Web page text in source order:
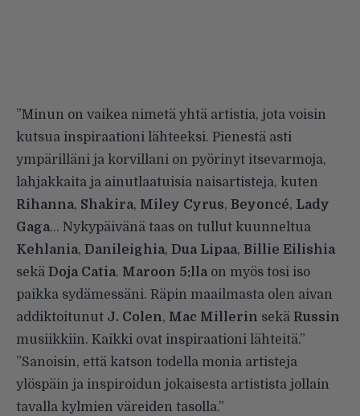
”Minun on vaikea nimetä yhtä artistia, jota voisin
kutsua inspiraationi lähteeksi. Pienestä asti
ympärilläni ja korvillani on pyörinyt itsevarmoja,
lahjakkaita ja ainutlaatuisia naisartisteja, kuten
Rihanna, Shakira, Miley Cyrus, Beyoncé, Lady
Gaga… Nykypäivänä taas on tullut kuunneltua
Kehlania, Danileighia, Dua Lipaa, Billie Eilishia
sekä Doja Catia. Maroon 5:llaon myös tosi iso
paikka sydämessäni. Räpin maailmasta olen aivan
addiktoitunut J. Colen, Mac Millerin sekä Russin
musiikkiin. Kaikki ovat inspiraationi lähteitä.”
”Sanoisin, että katson todella monia artisteja
ylöspäin ja inspiroidun jokaisesta artistista jollain
tavalla kylmien väreiden tasolla.”